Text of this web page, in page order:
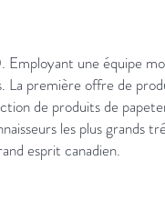
une équipe
première offre de
de produits de
les plus grands
esprit canadien.